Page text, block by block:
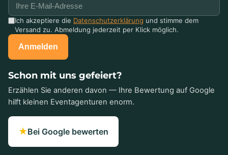
Ich akzeptiere die Datenschutzerklärung und stimme dem
Versand zu. Abmeldung jederzeit per Klick möglich.
Anmelden
Schon mit uns gefeiert?
Erzählen Sie anderen davon — Ihre Bewertung auf Google
hilft kleinen Eventagenturen enorm.
★Bei Google bewerten